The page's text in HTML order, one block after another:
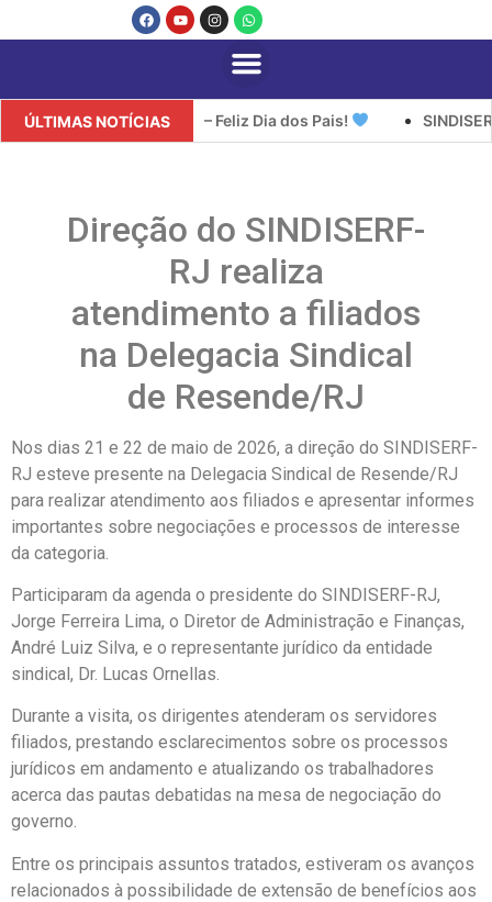
ÚLTIMAS NOTÍCIAS
RJ – Feliz Dia dos Pais! SINDISERF/RJ informa
Direção do SINDISERF-
RJ realiza
atendimento a filiados
na Delegacia Sindical
de Resende/RJ
Nos dias 21 e 22 de maio de 2026, a direção do SINDISERF-
RJ esteve presente na Delegacia Sindical de Resende/RJ
para realizar atendimento aos filiados e apresentar informes
importantes sobre negociações e processos de interesse
da categoria.
Participaram da agenda o presidente do SINDISERF-RJ,
Jorge Ferreira Lima, o Diretor de Administração e Finanças,
André Luiz Silva, e o representante jurídico da entidade
sindical, Dr. Lucas Ornellas.
Durante a visita, os dirigentes atenderam os servidores
filiados, prestando esclarecimentos sobre os processos
jurídicos em andamento e atualizando os trabalhadores
acerca das pautas debatidas na mesa de negociação do
governo.
Entre os principais assuntos tratados, estiveram os avanços
relacionados à possibilidade de extensão de benefícios aos